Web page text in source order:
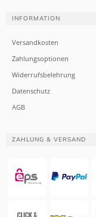
INFORMATION
Versandkosten
Zahlungsoptionen
Widerrufsbelehrung
Datenschutz
AGB
ZAHLUNG & VERSAND